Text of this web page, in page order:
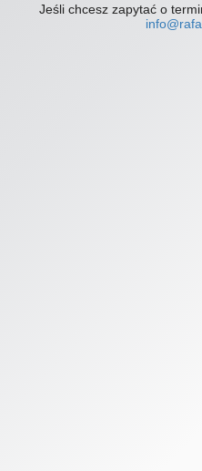
Jeśli chcesz zapytać o